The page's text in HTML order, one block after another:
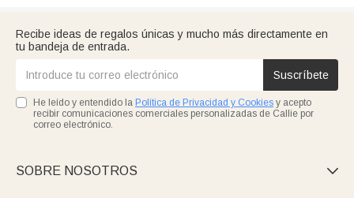
Recibe ideas de regalos únicas y mucho más directamente en
tu bandeja de entrada.
Suscríbete
He leído y entendido la Política de Privacidad y Cookies y acepto
recibir comunicaciones comerciales personalizadas de Callie por
correo electrónico.
SOBRE NOSOTROS 